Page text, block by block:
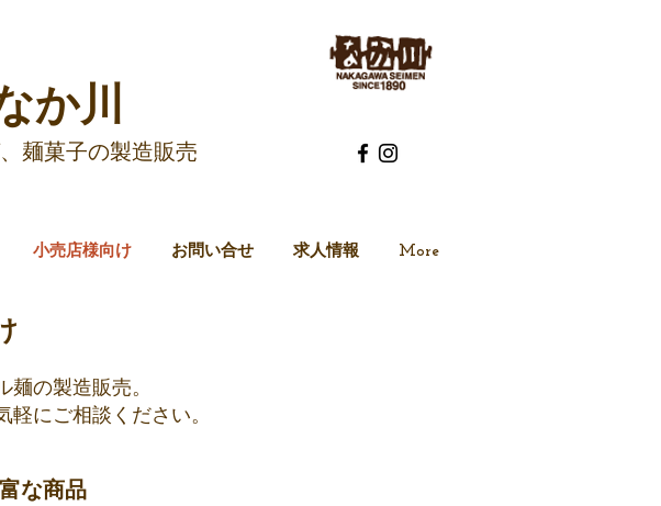
か川
麺菓子の製造販売​
小売店様向け お問い合せ 求人情報 More
の製造販売。
にご相談ください。
な商品